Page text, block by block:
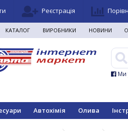
Реєстрація
КАТАЛОГ ВИРОБНИКИ НОВИНИ
Ми
Автохімія Олива